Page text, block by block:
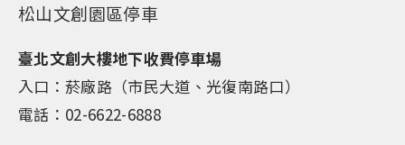
松山文創園區停車
臺北文創大樓地下收費停車場
入口：菸廠路（市民大道、光復南路口）
電話：02-6622-6888